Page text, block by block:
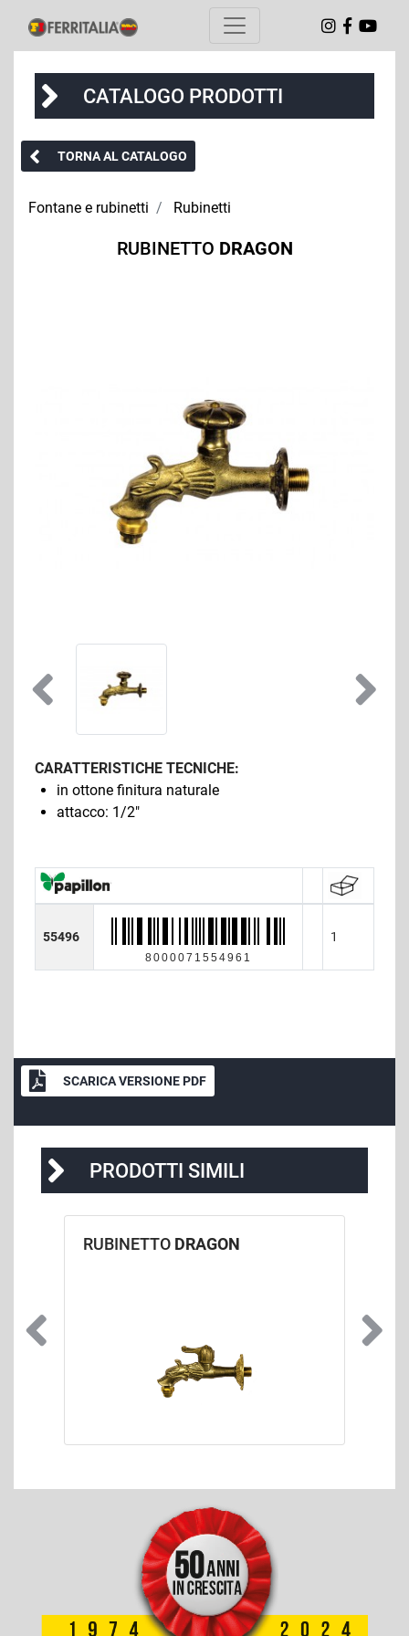
CATALOGO PRODOTTI
TORNA AL CATALOGO
Fontane e rubinetti Rubinetti
RUBINETTO DRAGON
CARATTERISTICHE TECNICHE:
in ottone finitura naturale
attacco: 1/2"
55496
8000071554961
1
SCARICA VERSIONE PDF
PRODOTTI SIMILI
RUBINETTO DRAGON